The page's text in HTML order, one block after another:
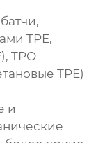
TPE,
TPO
TPE)
и